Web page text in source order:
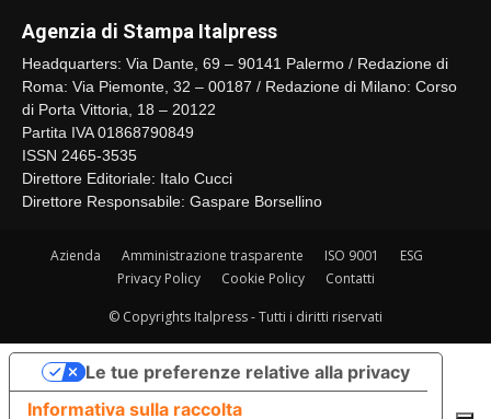
Agenzia di Stampa Italpress
Headquarters: Via Dante, 69 – 90141 Palermo / Redazione di
Roma: Via Piemonte, 32 – 00187 / Redazione di Milano: Corso
di Porta Vittoria, 18 – 20122
Partita IVA 01868790849
ISSN 2465-3535
Direttore Editoriale: Italo Cucci
Direttore Responsabile: Gaspare Borsellino
Azienda Amministrazione trasparente ISO 9001
ESG
Privacy Policy
Cookie Policy Contatti
© Copyrights Italpress - Tutti i diritti riservati
Informativa sulla raccolta
Le tue preferenze relative alla privacy